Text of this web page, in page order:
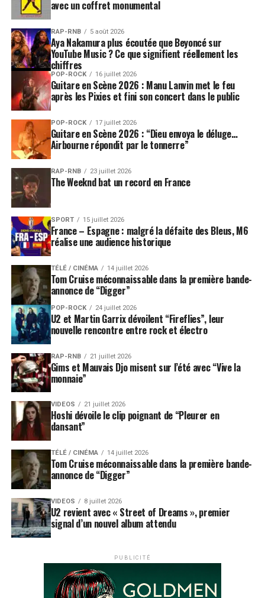
avec un coffret monumental
RAP-RNB 5 août 2026
Aya Nakamura plus écoutée que Beyoncé sur
YouTube Music ? Ce que signifient réellement les
chiffres
POP-ROCK 16 juillet 2026
Guitare en Scène 2026 : Manu Lanvin met le feu
après les Pixies et fini son concert dans le public
POP-ROCK 17 juillet 2026
Guitare en Scène 2026 : “Dieu envoya le déluge…
Airbourne répondit par le tonnerre”
RAP-RNB 23 juillet 2026
The Weeknd bat un record en France
SPORT 15 juillet 2026
France – Espagne : malgré la défaite des Bleus, M6
réalise une audience historique
TÉLÉ / CINÉMA 14 juillet 2026
Tom Cruise méconnaissable dans la première bande-
annonce de “Digger”
POP-ROCK 24 juillet 2026
U2 et Martin Garrix dévoilent “Fireflies”, leur
nouvelle rencontre entre rock et électro
RAP-RNB 21 juillet 2026
Gims et Mauvais Djo misent sur l’été avec “Vive la
monnaie”
VIDEOS 21 juillet 2026
Hoshi dévoile le clip poignant de “Pleurer en
dansant”
TÉLÉ / CINÉMA 14 juillet 2026
Tom Cruise méconnaissable dans la première bande-
annonce de “Digger”
VIDEOS 8 juillet 2026
U2 revient avec « Street of Dreams », premier
signal d’un nouvel album attendu
PUBLICITÉ